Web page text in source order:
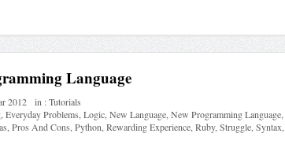
Language
2012 in :Tutorials
,Everyday Problems,Logic,New Language,New Programming Language,
,Pros And Cons,Python,Rewarding Experience,Ruby,Struggle,Syntax,